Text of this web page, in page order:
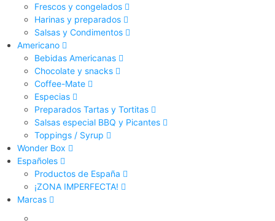
Frescos y congelados
Harinas y preparados
Salsas y Condimentos
Americano
Bebidas Americanas
Chocolate y snacks
Coffee-Mate
Especias
Preparados Tartas y Tortitas
Salsas especial BBQ y Picantes
Toppings / Syrup
Wonder Box
Españoles
Productos de España
¡ZONA IMPERFECTA!
Marcas